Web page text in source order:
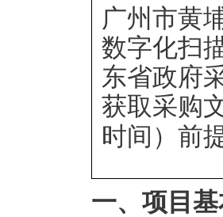
广州市黄
数字化扫
东省政府
获取采购
时间）前
一、项目